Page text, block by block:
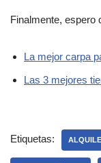
Finalmente, espero
La mejor carpa
Las 3 mejores
Etiquetas: